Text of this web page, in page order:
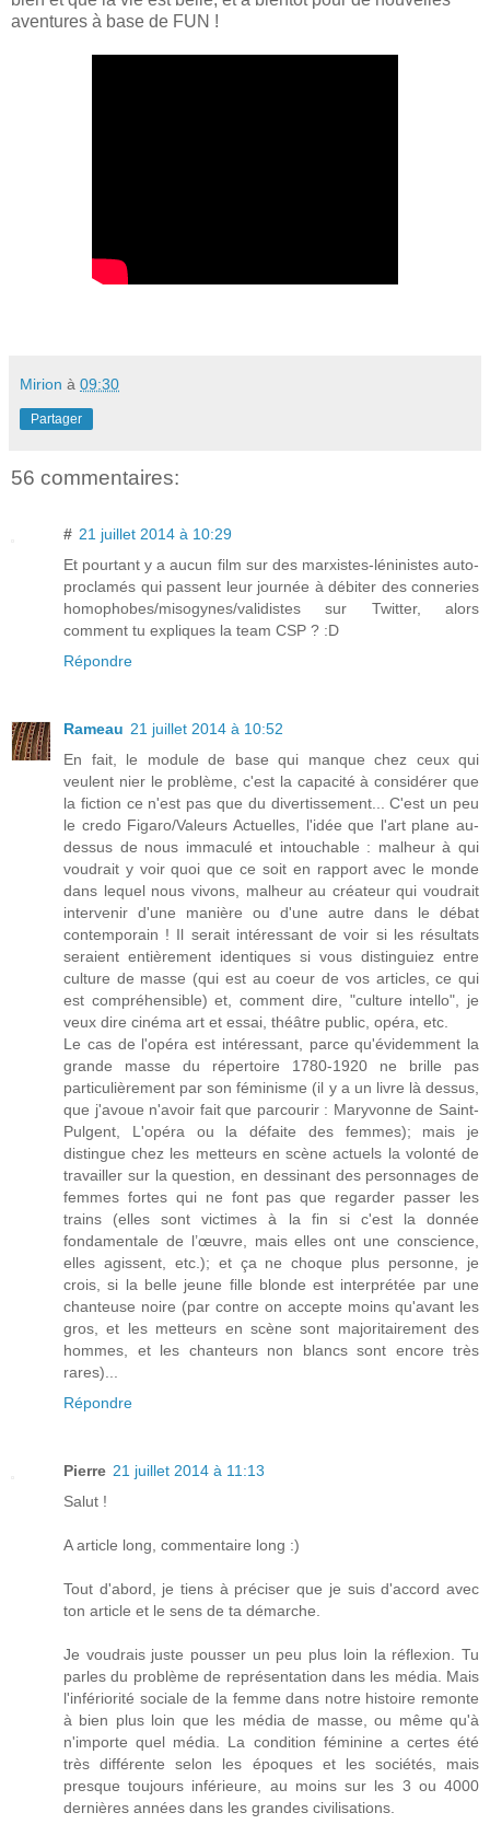
aventures à base de FUN !
Mirion à 09:30
Partager
56 commentaires:
# 21 juillet 2014 à 10:29
Et pourtant y a aucun film sur des marxistes-léninistes auto-
proclamés qui passent leur journée à débiter des conneries
homophobes/misogynes/validistes sur Twitter, alors
comment tu expliques la team CSP ? :D
Répondre
Rameau 21 juillet 2014 à 10:52
En fait, le module de base qui manque chez ceux qui
veulent nier le problème, c'est la capacité à considérer que
la fiction ce n'est pas que du divertissement... C'est un peu
le credo Figaro/Valeurs Actuelles, l'idée que l'art plane au-
dessus de nous immaculé et intouchable : malheur à qui
voudrait y voir quoi que ce soit en rapport avec le monde
dans lequel nous vivons, malheur au créateur qui voudrait
intervenir d'une manière ou d'une autre dans le débat
contemporain ! Il serait intéressant de voir si les résultats
seraient entièrement identiques si vous distinguiez entre
culture de masse (qui est au coeur de vos articles, ce qui
est compréhensible) et, comment dire, "culture intello", je
veux dire cinéma art et essai, théâtre public, opéra, etc.
Le cas de l'opéra est intéressant, parce qu'évidemment la
grande masse du répertoire 1780-1920 ne brille pas
particulièrement par son féminisme (il y a un livre là dessus,
que j'avoue n'avoir fait que parcourir : Maryvonne de Saint-
Pulgent, L'opéra ou la défaite des femmes); mais je
distingue chez les metteurs en scène actuels la volonté de
travailler sur la question, en dessinant des personnages de
femmes fortes qui ne font pas que regarder passer les
trains (elles sont victimes à la fin si c'est la donnée
fondamentale de l’œuvre, mais elles ont une conscience,
elles agissent, etc.); et ça ne choque plus personne, je
crois, si la belle jeune fille blonde est interprétée par une
chanteuse noire (par contre on accepte moins qu'avant les
gros, et les metteurs en scène sont majoritairement des
hommes, et les chanteurs non blancs sont encore très
rares)...
Répondre
Pierre 21 juillet 2014 à 11:13
Salut !
A article long, commentaire long :)
Tout d'abord, je tiens à préciser que je suis d'accord avec
ton article et le sens de ta démarche.
Je voudrais juste pousser un peu plus loin la réflexion. Tu
parles du problème de représentation dans les média. Mais
l'infériorité sociale de la femme dans notre histoire remonte
à bien plus loin que les média de masse, ou même qu'à
n'importe quel média. La condition féminine a certes été
très différente selon les époques et les sociétés, mais
presque toujours inférieure, au moins sur les 3 ou 4000
dernières années dans les grandes civilisations.